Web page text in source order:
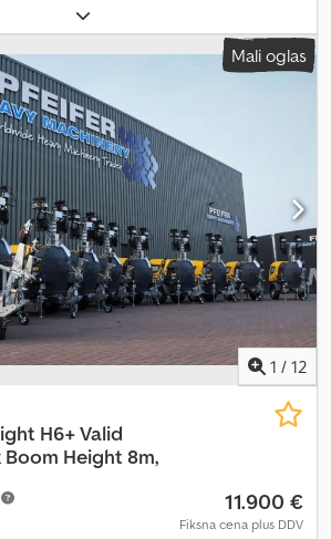
motorja: Kubota Mere tovornega prostora:
številka: ESF207374 Za več informacij
GROUP.
Mali oglas
1 / 12
H6+ Valid
Height 8m,
11.900 €
Fiksna cena plus DDV